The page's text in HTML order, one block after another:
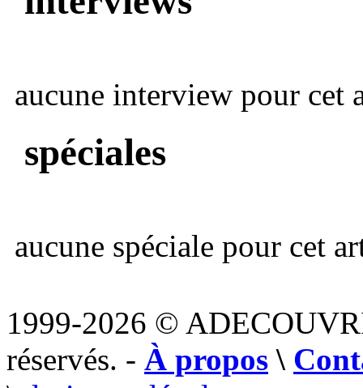
aucune interview pour cet
spéciales
aucune spéciale pour cet
1999-2026 ©
réservés. - À propos \